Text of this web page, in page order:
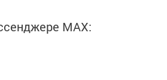
MАХ: